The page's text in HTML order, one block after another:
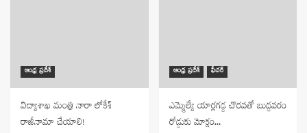
ఆంధ్ర ప్రదేశ్
విద్యాశాఖ మంత్రి నారా లోకేశ్
రాజీనామా చేయాలి!
ఆంధ్ర ప్రదేశ్ ఫీచర్
ఎమ్మెల్యే యార్లగడ్డ చొరవతో బుద్దవరం
రోడ్డుకు మోక్షం…